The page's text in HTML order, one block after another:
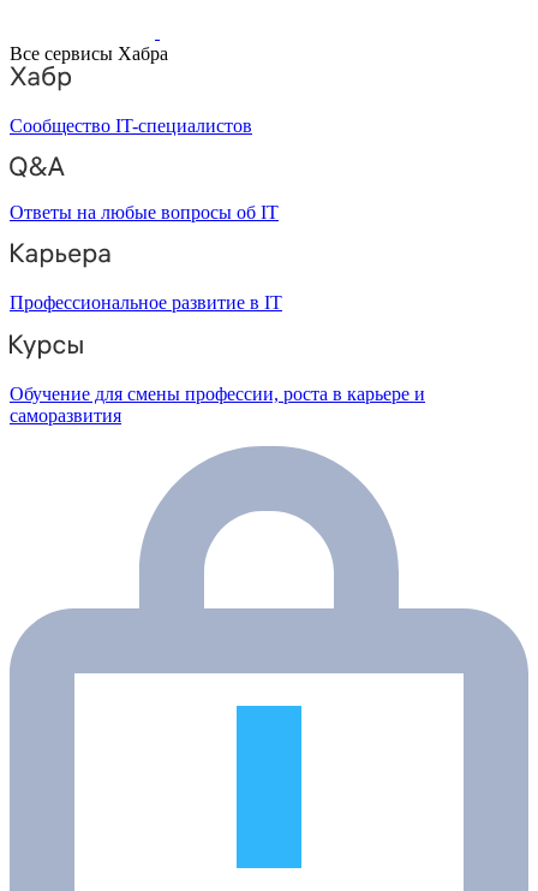
Все сервисы Хабра
Сообщество IT-специалистов
Ответы на любые вопросы об IT
Профессиональное развитие в IT
Обучение для смены профессии, роста в карьере и
саморазвития